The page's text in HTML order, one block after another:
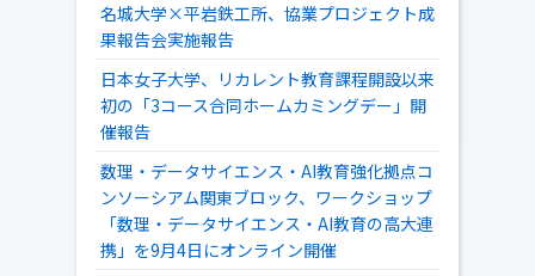
名城大学×平岩鉄工所、協業プロジェクト成
果報告会実施報告
日本女子大学、リカレント教育課程開設以来
初の「3コース合同ホームカミングデー」開
催報告
数理・データサイエンス・AI教育強化拠点コ
ンソーシアム関東ブロック、ワークショップ
「数理・データサイエンス・AI教育の高大連
携」を9月4日にオンライン開催